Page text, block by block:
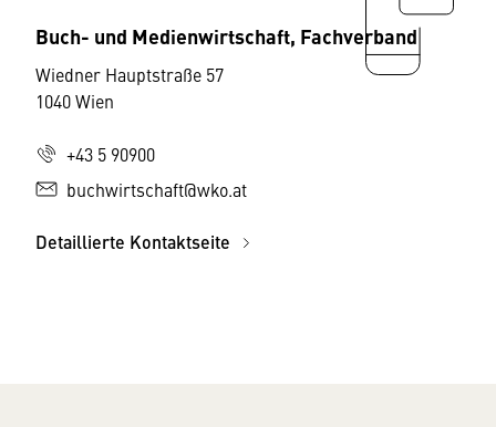
Buch- und Medienwirtschaft, Fachverband
Wiedner Hauptstraße 57
1040 Wien
+43 5 90900
buchwirtschaft@wko.at
Detaillierte Kontaktseite